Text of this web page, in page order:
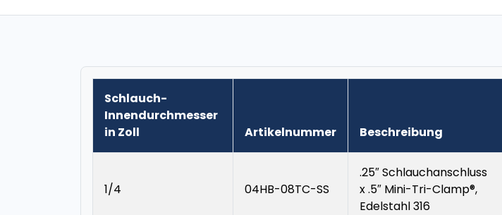
Schlauch-
Innendurchmesser
in Zoll
Artikelnummer Beschreibung
1/4 04HB-08TC-SS
.25″ Schlauchanschluss
x .5″ Mini-Tri-Clamp®,
Edelstahl 316